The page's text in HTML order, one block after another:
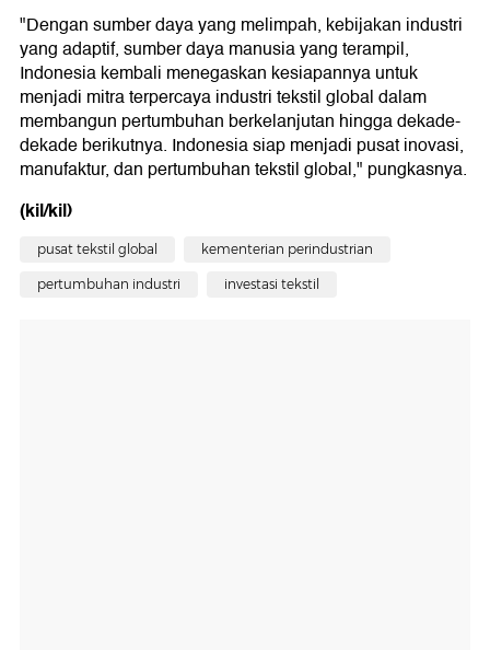
"Dengan sumber daya yang melimpah, kebijakan industri
yang adaptif, sumber daya manusia yang terampil,
Indonesia kembali menegaskan kesiapannya untuk
menjadi mitra terpercaya industri tekstil global dalam
membangun pertumbuhan berkelanjutan hingga dekade-
dekade berikutnya. Indonesia siap menjadi pusat inovasi,
manufaktur, dan pertumbuhan tekstil global," pungkasnya.
(kil/kil)
pusat tekstil global kementerian perindustrian
pertumbuhan industri investasi tekstil